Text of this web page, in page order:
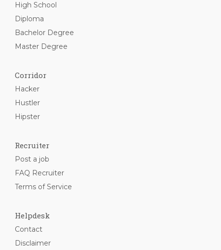
High School
Diploma
Bachelor Degree
Master Degree
Corridor
Hacker
Hustler
Hipster
Recruiter
Post a job
FAQ Recruiter
Terms of Service
Helpdesk
Contact
Disclaimer